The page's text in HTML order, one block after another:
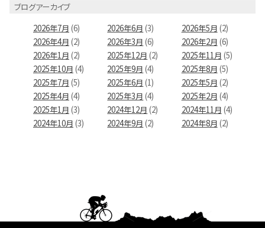
ブログアーカイブ
2026年7月 (6) 2026年6月 (3) 2026年5月 (2)
2026年4月 (2) 2026年3月 (6) 2026年2月 (6)
2026年1月 (2) 2025年12月 (2) 2025年11月 (5)
2025年10月 (4) 2025年9月 (4) 2025年8月 (5)
2025年7月 (5) 2025年6月 (1) 2025年5月 (2)
2025年4月 (4) 2025年3月 (4) 2025年2月 (4)
2025年1月 (3) 2024年12月 (2) 2024年11月 (4)
2024年10月 (3) 2024年9月 (2) 2024年8月 (2)